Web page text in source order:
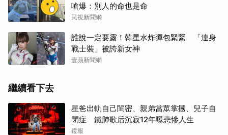
嗆爆：別人的命也是命
民視新聞網
誰說一定要露！韓星水炸彈包緊緊 「連身
戰士裝」被誇新女神
壹蘋新聞網
繼續看下去
星爸出軌自己閨密、親弟當眾掌摑、兒子自
閉症 鐵肺歌后沉寂12年曝悲慘人生
鏡報